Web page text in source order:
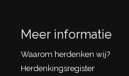
Meer informatie
Waarom herdenken wij?
Herdenkingsregister